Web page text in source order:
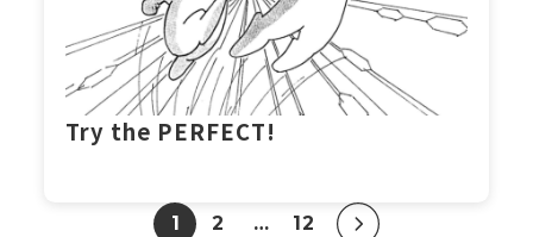
Try the PERFECT!
1 2 … 12